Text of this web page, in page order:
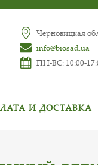
Черновицкая
info@biosad.ua
ПН-ВС: 10:00-
И ДОСТАВКА